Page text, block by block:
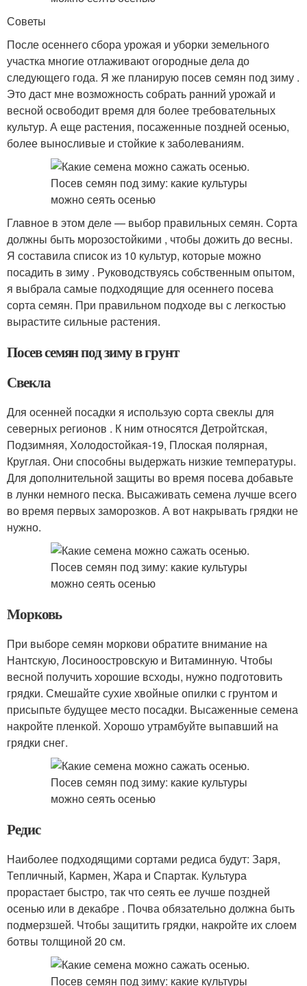
Советы
После осеннего сбора урожая и уборки земельного
участка многие отлаживают огородные дела до
следующего года. Я же планирую посев семян под зиму .
Это даст мне возможность собрать ранний урожай и
весной освободит время для более требовательных
культур. А еще растения, посаженные поздней осенью,
более выносливые и стойкие к заболеваниям.
Главное в этом деле — выбор правильных семян. Сорта
должны быть морозостойкими , чтобы дожить до весны.
Я составила список из 10 культур, которые можно
посадить в зиму . Руководствуясь собственным опытом,
я выбрала самые подходящие для осеннего посева
сорта семян. При правильном подходе вы с легкостью
вырастите сильные растения.
Посев семян под зиму в грунт
Свекла
Для осенней посадки я использую сорта свеклы для
северных регионов . К ним относятся Детройтская,
Подзимняя, Холодостойкая-19, Плоская полярная,
Круглая. Они способны выдержать низкие температуры.
Для дополнительной защиты во время посева добавьте
в лунки немного песка. Высаживать семена лучше всего
во время первых заморозков. А вот накрывать грядки не
нужно.
Морковь
При выборе семян моркови обратите внимание на
Нантскую, Лосиноостровскую и Витаминную. Чтобы
весной получить хорошие всходы, нужно подготовить
грядки. Смешайте сухие хвойные опилки с грунтом и
присыпьте будущее место посадки. Высаженные семена
накройте пленкой. Хорошо утрамбуйте выпавший на
грядки снег.
Редис
Наиболее подходящими сортами редиса будут: Заря,
Тепличный, Кармен, Жара и Спартак. Культура
прорастает быстро, так что сеять ее лучше поздней
осенью или в декабре . Почва обязательно должна быть
подмерзшей. Чтобы защитить грядки, накройте их слоем
ботвы толщиной 20 см.